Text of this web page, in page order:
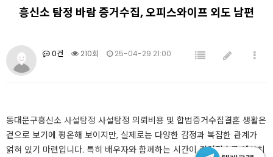
흥신소 탐정 바람 증거수집, 오피스와이프 외도 남편
0건 210회 25-04-29 21:00
​​​​​​​​​​​동대문구흥신소 사설탐정 사설탐정 의뢰비용 및 합법증거수집​​​​​결혼 생활은
겉으로 보기에 평온해 보이지만, 실제로는 다양한 감정과 복잡한 관계가
얽혀 있기 마련입니다. 특히 배우자와 함께하는 시간이 길어질수록 예상치